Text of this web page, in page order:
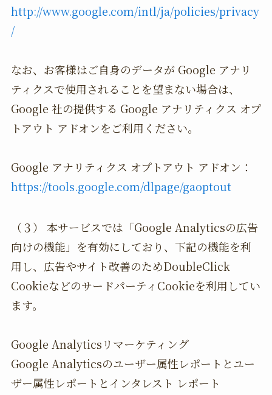
http://www.google.com/intl/ja/policies/privacy
/
なお、お客様はご自身のデータが Google アナリ
ティクスで使用されることを望まない場合は、
Google 社の提供する Google アナリティクス オプ
トアウト アドオンをご利用ください。
Google アナリティクス オプトアウト アドオン：
https://tools.google.com/dlpage/gaoptout
（３） 本サービスでは「Google Analyticsの広告
向けの機能」を有効にしており、下記の機能を利
用し、広告やサイト改善のためDoubleClick
CookieなどのサードパーティCookieを利用してい
ます。
Google Analyticsリマーケティング
Google Analyticsのユーザー属性レポートとユー
ザー属性レポートとインタレスト レポート